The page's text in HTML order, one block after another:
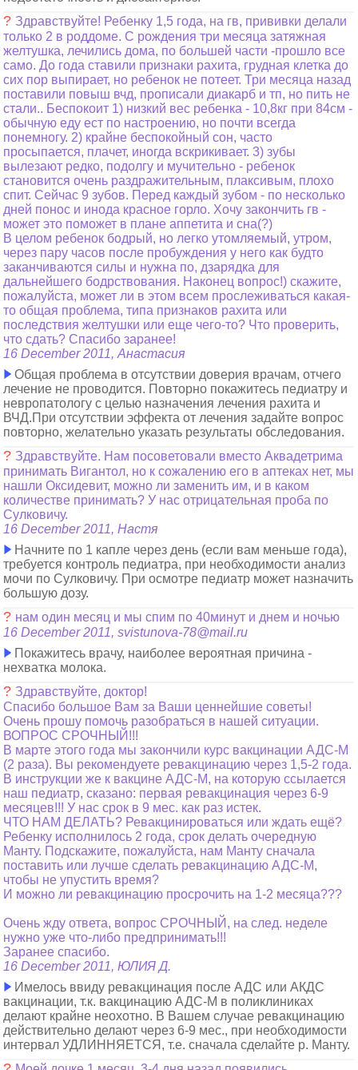
? Здравствуйте! Ребенку 1,5 года, на гв, прививки делали
только 2 в роддоме. С рождения три месяца затяжная
желтушка, лечились дома, по большей части -прошло все
само. До года ставили признаки рахита, грудная клетка до
сих пор выпирает, но ребенок не потеет. Три месяца назад
поставили повыш вчд, прописали диакарб и тп, но пить не
стали.. Беспокоит 1) низкий вес ребенка - 10,8кг при 84см -
обычную еду ест по настроению, но почти всегда
понемногу. 2) крайне беспокойный сон, часто
просыпается, плачет, иногда вскрикивает. 3) зубы
вылезают редко, подолгу и мучительно - ребенок
становится очень раздражительным, плаксивым, плохо
спит. Сейчас 9 зубов. Перед каждый зубом - по несколько
дней понос и инода красное горло. Хочу закончить гв -
может это поможет в плане аппетита и сна(?)
В целом ребенок бодрый, но легко утомляемый, утром,
через пару часов после пробуждения у него как будто
заканчиваются силы и нужна по, дзарядка для
дальнейшего бодрствования. Наконец вопрос!) скажите,
пожалуйста, может ли в этом всем прослеживаться какая-
то общая проблема, типа признаков рахита или
последствия желтушки или еще чего-то? Что проверить,
что сдать? Спасибо заранее!
16 December 2011, Анастасия
Общая проблема в отсутствии доверия врачам, отчего
лечение не проводится. Повторно покажитесь педиатру и
невропатологу с целью назначения лечения рахита и
ВЧД.При отсутствии эффекта от лечения задайте вопрос
повторно, желательно указать результаты обследования.
? Здравствуйте. Нам посоветовали вместо Аквадетрима
принимать Вигантол, но к сожалению его в аптеках нет, мы
нашли Оксидевит, можно ли заменить им, и в каком
количестве принимать? У нас отрицательная проба по
Сулковичу.
16 December 2011, Настя
Начните по 1 капле через день (если вам меньше года),
требуется контроль педиатра, при необходимости анализ
мочи по Сулковичу. При осмотре педиатр может назначить
большую дозу.
? нам один месяц и мы спим по 40минут и днем и ночью
16 December 2011, svistunova-78@mail.ru
Покажитесь врачу, наиболее вероятная причина -
нехватка молока.
? Здравствуйте, доктор!
Спасибо большое Вам за Ваши ценнейшие советы!
Очень прошу помочь разобраться в нашей ситуации.
ВОПРОС СРОЧНЫЙ!!!
В марте этого года мы закончили курс вакцинации АДС-М
(2 раза). Вы рекомендуете ревакцинацию через 1,5-2 года.
В инструкции же к вакцине АДС-М, на которую ссылается
наш педиатр, сказано: первая ревакцинация через 6-9
месяцев!!! У нас срок в 9 мес. как раз истек.
ЧТО НАМ ДЕЛАТЬ? Ревакцинироваться или ждать ещё?
Ребенку исполнилось 2 года, срок делать очередную
Манту. Подскажите, пожалуйста, нам Манту сначала
поставить или лучше сделать ревакцинацию АДС-М,
чтобы не упустить время?
И можно ли ревакцинацию просрочить на 1-2 месяца???
Очень жду ответа, вопрос СРОЧНЫЙ, на след. неделе
нужно уже что-либо предпринимать!!!
Заранее спасибо.
16 December 2011, ЮЛИЯ Д.
Имелось ввиду ревакцинация после АДС или АКДС
вакцинации, т.к. вакцинацию АДС-М в поликлиниках
делают крайне неохотно. В Вашем случае ревакцинацию
действительно делают через 6-9 мес., при необходимости
интервал УДЛИННЯЕТСЯ, т.е. сначала сделайте р. Манту.